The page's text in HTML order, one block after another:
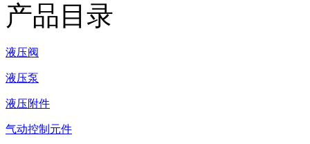
产品目录
液压阀
液压泵
液压附件
气动控制元件